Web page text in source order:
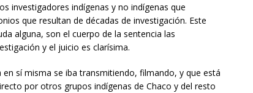
investigadores indígenas y no indígenas que
que resultan de décadas de investigación. Este
alguna, son el cuerpo de la sentencia las
y el juicio es clarísima.
sí misma se iba transmitiendo, filmando, y que está
por otros grupos indígenas de Chaco y del resto